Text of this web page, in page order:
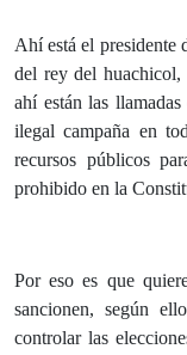
Ahí está el
del rey del
ahí están las
ilegal campaña en
recursos públicos
prohibido en la
Por eso es que
sancionen, según
controlar las